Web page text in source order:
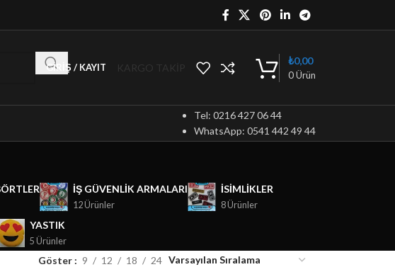
GIRIŞ / KAYIT KARGO TAKİP
0Ürün
₺0,00
Tel: 0216 427 06 44
WhatsApp: 0541 442 49 44
İŞ GÜVENLIK ARMALARI
12 Ürünler
ISIMLIKLER
8 Ürünler
YASTIK
5 Ürünler
Göster 9 12 18 24